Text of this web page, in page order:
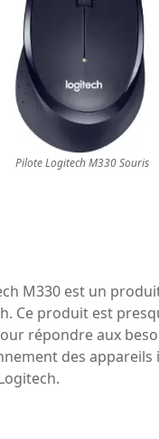
Pilote Logitech M330 Souris
M330 est un
Ce produit est
répondre aux
des